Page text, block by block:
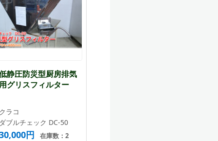
静圧防災型厨房排気
グリスフィルター
ラコ
ブルチェック DC-50
円 在庫数：2